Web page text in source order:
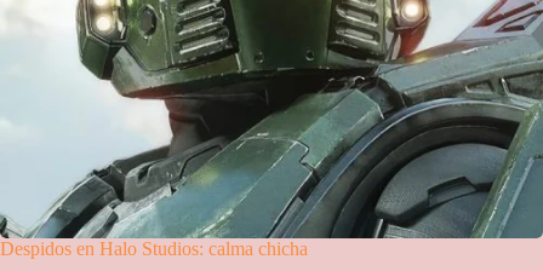
Despidos en Halo Studios: calma chicha